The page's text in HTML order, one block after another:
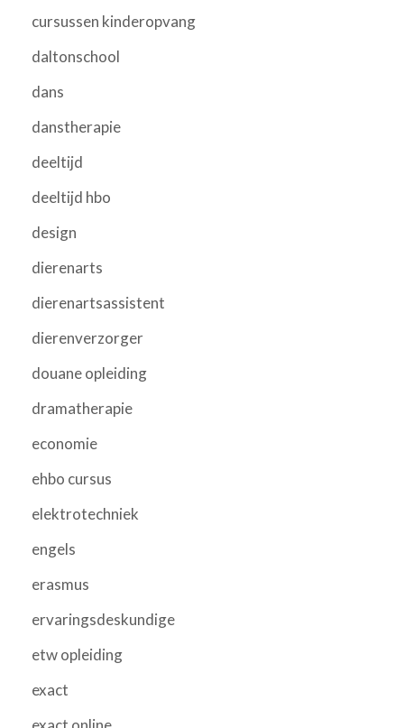
cursussen kinderopvang
daltonschool
dans
danstherapie
deeltijd
deeltijd hbo
design
dierenarts
dierenartsassistent
dierenverzorger
douane opleiding
dramatherapie
economie
ehbo cursus
elektrotechniek
engels
erasmus
ervaringsdeskundige
etw opleiding
exact